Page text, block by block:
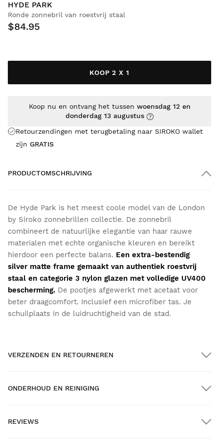
HYDE PARK
Ronde zonnebril van roestvrij staal
$84.95
KOOP 2 X 1
Retourzendingen met terugbetaling naar SIROKO wallet
zijn GRATIS
Koop nu en ontvang het tussen woensdag 12 en
donderdag 13 augustus
PRODUCTOMSCHRIJVING
De Hyde Park is het meest coole model van de London
by Siroko zonnebrillen collectie. De zonnebril
combineert de natuurlijke elegantie van haar rauwe
materialen met echte organische kleuren en bereikt
hierdoor een perfecte balans. Een extra-bestendig
silver matte frame gemaakt van authentiek roestvrij
staal en categorie 3 nylon glazen met volledige UV400
bescherming. De pootjes afgewerkt met acetaat voor
beter draagcomfort. Inclusief een microfiber tas. Je
schuilplaats in de luidruchtigheid van de stad.
VERZENDEN EN RETOURNEREN
Thuisbezorging
ONDERHOUD EN REINIGING
REVIEWS